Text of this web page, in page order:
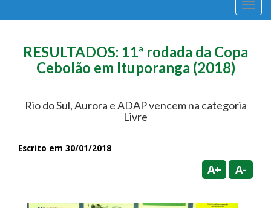
RESULTADOS: 11ª rodada da Copa
Cebolão em Ituporanga (2018)
Rio do Sul, Aurora e ADAP vencem na categoria
Livre
Escrito em 30/01/2018
A+ A-